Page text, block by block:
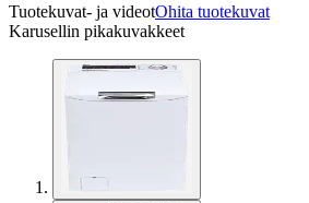
Tuotekuvat- ja videotOhita tuotekuvat
Karusellin pikakuvakkeet